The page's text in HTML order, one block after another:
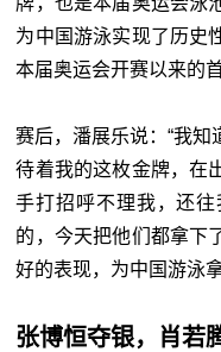
为中国游泳实现了历史
本届奥运会开赛以来的
赛后，潘展乐说：“我
待着我的这枚金牌，在
手打招呼不理我，还往
的，今天把他们都拿下
好的表现，为中国游泳
张博恒夺银，肖若